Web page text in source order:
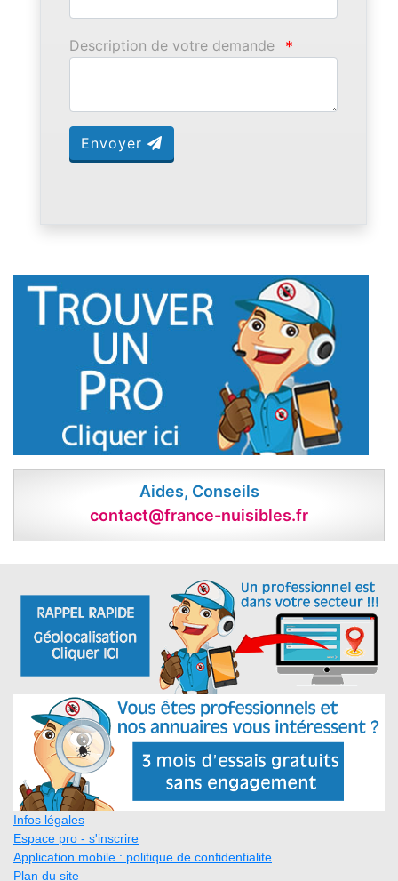
Description de votre demande *
Envoyer
Aides, Conseils
contact@france-nuisibles.fr
Infos légales
Espace pro - s'inscrire
Application mobile : politique de confidentialite
Plan du site